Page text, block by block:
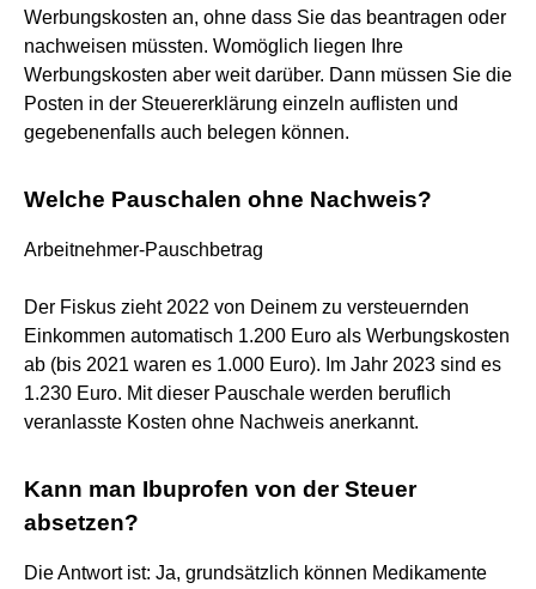
Werbungskosten an, ohne dass Sie das beantragen oder
nachweisen müssten. Womöglich liegen Ihre
Werbungskosten aber weit darüber. Dann müssen Sie die
Posten in der Steuererklärung einzeln auflisten und
gegebenenfalls auch belegen können.
Welche Pauschalen ohne Nachweis?
Arbeitnehmer-Pauschbetrag
Der Fiskus zieht 2022 von Deinem zu versteuernden
Einkommen automatisch 1.200 Euro als Werbungskosten
ab (bis 2021 waren es 1.000 Euro). Im Jahr 2023 sind es
1.230 Euro. Mit dieser Pauschale werden beruflich
veranlasste Kosten ohne Nachweis anerkannt.
Kann man Ibuprofen von der Steuer
absetzen?
Die Antwort ist: Ja, grundsätzlich können Medikamente